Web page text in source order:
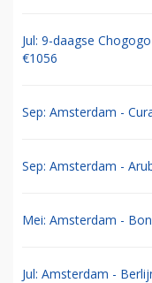
Jul: 9-daagse
€1056
Sep: Amsterdam -
Sep: Amsterdam -
Mei: Amsterdam -
Jul: Amsterdam -